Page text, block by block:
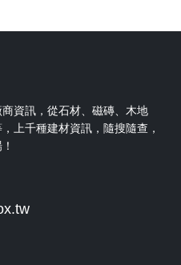
資訊，從石材、磁磚、木地
上千種建材資訊，隨搜隨查，